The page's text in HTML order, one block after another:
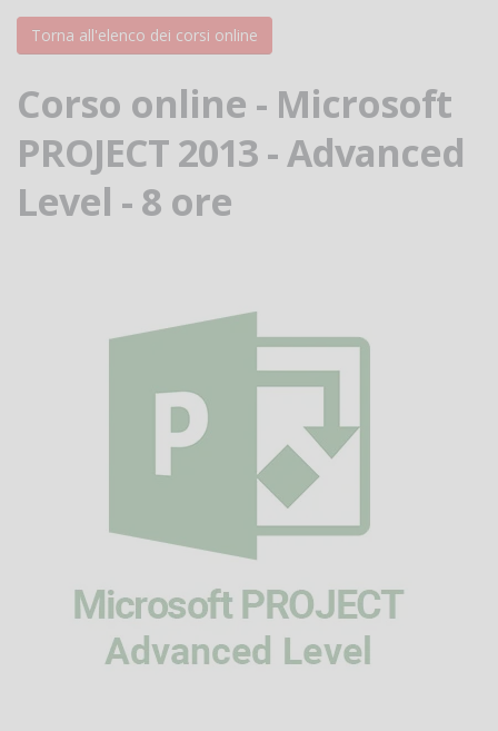
Torna all'elenco dei corsi online
Corso online - Microsoft
PROJECT 2013 - Advanced
Level - 8 ore